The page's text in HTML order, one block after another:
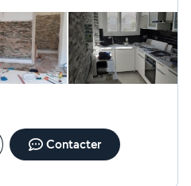
Contacter